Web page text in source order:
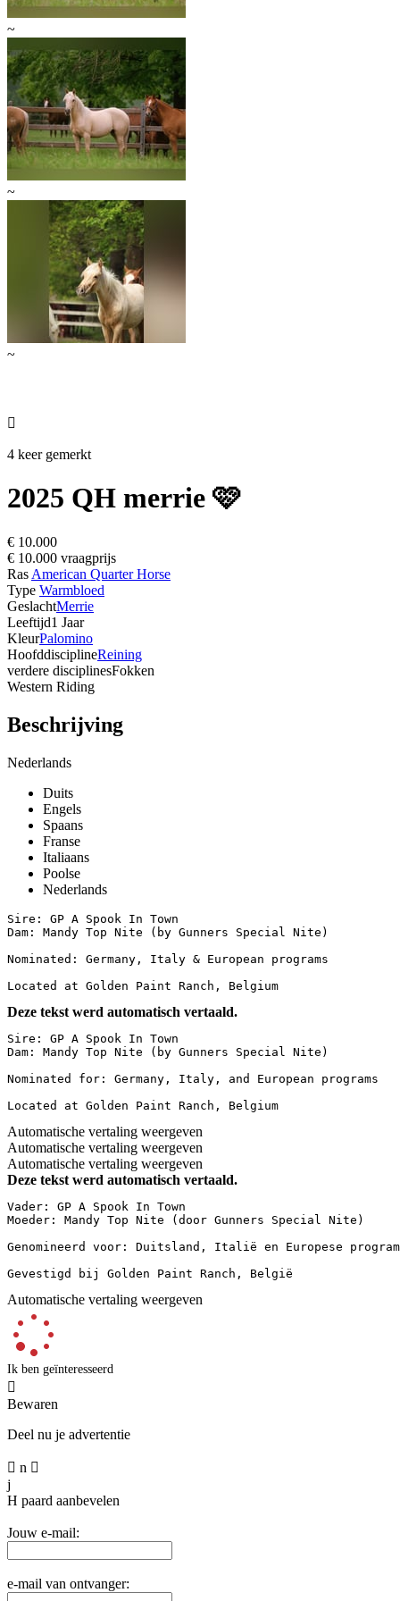
~
~
~

4 keer gemerkt
2025 QH merrie 🩷
€ 10.000
€ 10.000 vraagprijs
Ras American Quarter Horse
Type Warmbloed
GeslachtMerrie
Leeftijd1 Jaar
KleurPalomino
HoofddisciplineReining
verdere disciplinesFokken
Western Riding
Beschrijving
Nederlands
Duits
Engels
Spaans
Franse
Italiaans
Poolse
Nederlands
Sire: GP A Spook In Town
Dam: Mandy Top Nite (by Gunners Special Nite)
Nominated: Germany, Italy & European programs
Located at Golden Paint Ranch, Belgium
Deze tekst werd automatisch vertaald.
Sire: GP A Spook In Town
Dam: Mandy Top Nite (by Gunners Special Nite)
Nominated for: Germany, Italy, and European programs
Located at Golden Paint Ranch, Belgium
Automatische vertaling weergeven
Automatische vertaling weergeven
Automatische vertaling weergeven
Deze tekst werd automatisch vertaald.
Vader: GP A Spook In Town
Moeder: Mandy Top Nite (door Gunners Special Nite)
Genomineerd voor: Duitsland, Italië en Europese
Gevestigd bij Golden Paint Ranch, België
Automatische vertaling weergeven
Ik ben geïnteresseerd

Bewaren
Deel nu je advertentie
 n 
j
H paard aanbevelen
Jouw e-mail:
e-mail van ontvanger: